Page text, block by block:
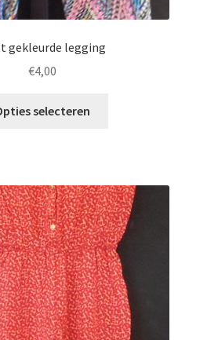
gekleurde legging
€4,00
selecteren